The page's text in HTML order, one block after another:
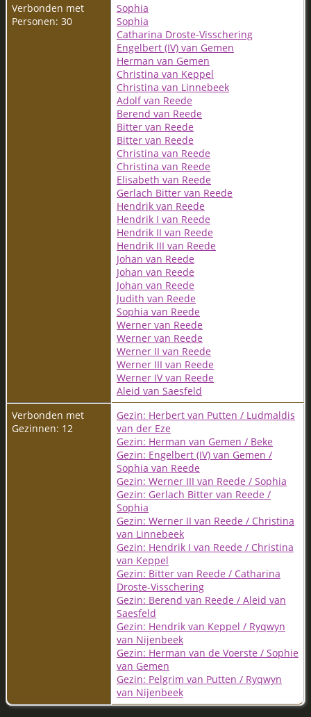
Verbonden met
Personen: 30
Sophia
Sophia
Catharina Droste-Visschering
Engelbert (IV) van Gemen
Herman van Gemen
Christina van Keppel
Christina van Linnebeek
Adolf van Reede
Berend van Reede
Bitter van Reede
Bitter van Reede
Christina van Reede
Christina van Reede
Elisabeth van Reede
Gerlach Bitter van Reede
Hendrik van Reede
Hendrik I van Reede
Hendrik II van Reede
Hendrik III van Reede
Johan van Reede
Johan van Reede
Johan van Reede
Judith van Reede
Sophia van Reede
Werner van Reede
Werner van Reede
Werner II van Reede
Werner III van Reede
Werner IV van Reede
Aleid van Saesfeld
Verbonden met
Gezinnen: 12
Gezin: Herbert van Putten / Ludmaldis
van der Eze
Gezin: Herman van Gemen / Beke
Gezin: Engelbert (IV) van Gemen /
Sophia van Reede
Gezin: Werner III van Reede / Sophia
Gezin: Gerlach Bitter van Reede /
Sophia
Gezin: Werner II van Reede / Christina
van Linnebeek
Gezin: Hendrik I van Reede / Christina
van Keppel
Gezin: Bitter van Reede / Catharina
Droste-Visschering
Gezin: Berend van Reede / Aleid van
Saesfeld
Gezin: Hendrik van Keppel / Ryqwyn
van Nijenbeek
Gezin: Herman van de Voerste / Sophie
van Gemen
Gezin: Pelgrim van Putten / Ryqwyn
van Nijenbeek